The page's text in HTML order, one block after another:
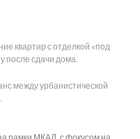
квартир с отделкой «под
после сдачи дома.
между урбанистической